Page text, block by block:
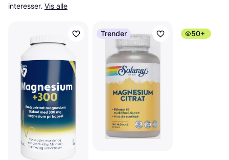
interesser. Vis alle
Trender 50+